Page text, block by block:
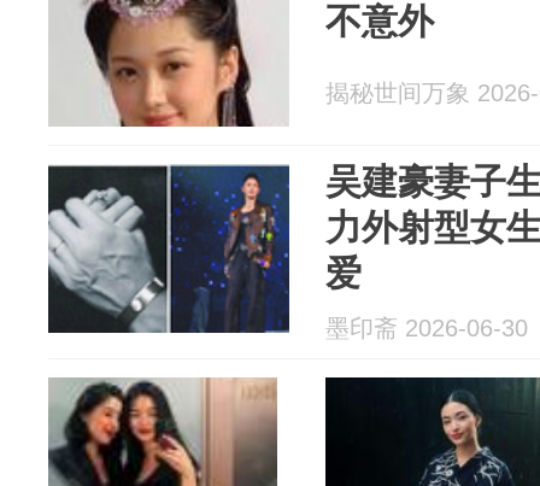
不意外
揭秘世间万象
吴建豪妻子
力外射型女
爱
墨印斋 2026-06-30